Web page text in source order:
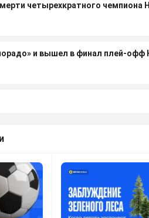
четырехкратного
и вышел в финал плей-офф